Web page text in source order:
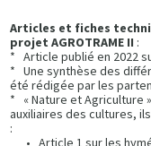
Articles et fiches
projet AGROTRAME II :
* Article publié en 2022
* Une synthèse des
été rédigée par les
* « Nature et Agriculture
auxiliaires des cultures,
:
• Article 1 sur les